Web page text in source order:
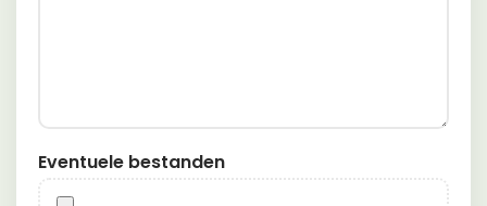
Eventuele bestanden